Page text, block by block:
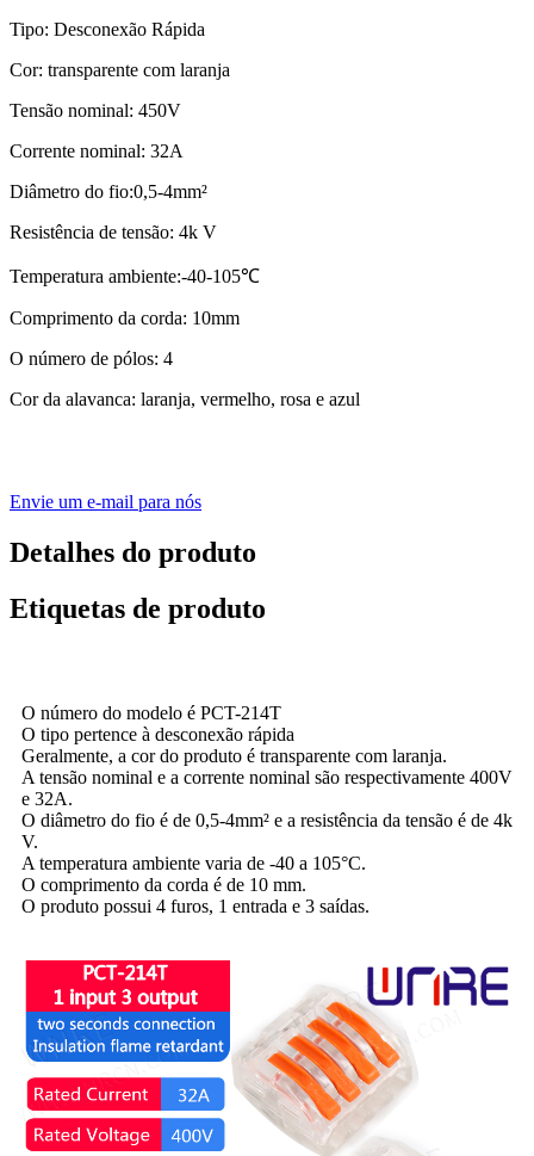
Tipo: Desconexão Rápida
Cor: transparente com laranja
Tensão nominal: 450V
Corrente nominal: 32A
Diâmetro do fio:0,5-4mm²
Resistência de tensão: 4k V
Temperatura ambiente:-40-105℃
Comprimento da corda: 10mm
O número de pólos: 4
Cor da alavanca: laranja, vermelho, rosa e azul
Envie um e-mail para nós
Detalhes do produto
Etiquetas de produto
O número do modelo é PCT-214T
O tipo pertence à desconexão rápida
Geralmente, a cor do produto é transparente com laranja.
A tensão nominal e a corrente nominal são respectivamente 400V
e 32A.
O diâmetro do fio é de 0,5-4mm² e a resistência da tensão é de 4k
V.
A temperatura ambiente varia de -40 a 105°C.
O comprimento da corda é de 10 mm.
O produto possui 4 furos, 1 entrada e 3 saídas.